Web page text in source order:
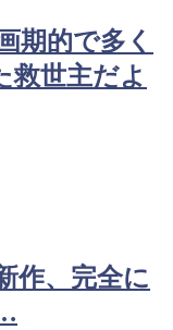
期的で多く
救世主だよ
作、完全に